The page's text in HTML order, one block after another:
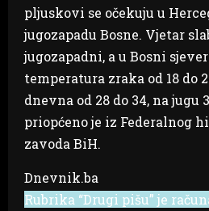
pljuskovi se očekuju u
jugozapadu Bosne. Vjetar
jugozapadni, a u Bosni
temperatura zraka od 18 do
dnevna od 28 do 34, na jugu
priopćeno je iz Federalnog
zavoda BiH.
Dnevnik.ba
Rubrika “Drugi pišu” je